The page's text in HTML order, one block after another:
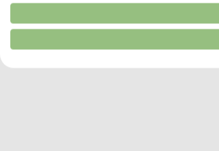
Verwendung reduzierter Daten zur Auswahl
Erstellung von Profilen für personalisierte